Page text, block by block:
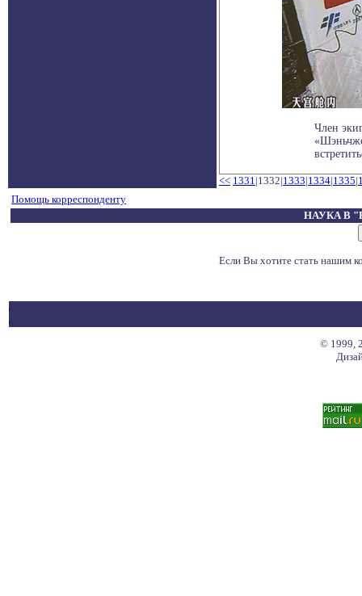
Член
<< 1331|1332|1333|1334|1335|
Помощь корреспонденту
НАУКА В
Если Вы хотите стать нашим
© 1999,